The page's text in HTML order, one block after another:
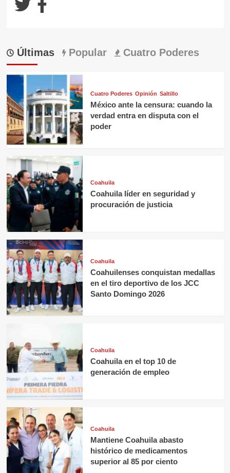
Últimas Popular Cuatro Poderes
Cuatro Poderes Opinión Saltillo
México ante la censura: cuando la
verdad entra en disputa con el
poder
Coahuila
Coahuila líder en seguridad y
procuración de justicia
Coahuila
Coahuilenses conquistan medallas
en el tiro deportivo de los JCC
Santo Domingo 2026
Coahuila
Coahuila en el top 10 de
generación de empleo
Coahuila
Mantiene Coahuila abasto
histórico de medicamentos
superior al 85 por ciento